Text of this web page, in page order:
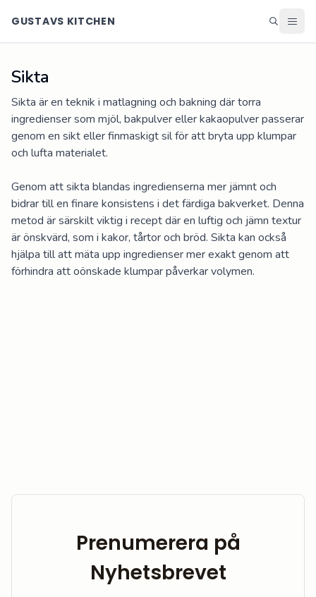
GUSTAVS KITCHEN
Helg
Efterrätter
Alla recept
Blogg
Sikta
Sikta är en teknik i matlagning och bakning där torra
ingredienser som mjöl, bakpulver eller kakaopulver passerar
genom en sikt eller finmaskigt sil för att bryta upp klumpar
och lufta materialet.
Genom att sikta blandas ingredienserna mer jämnt och
bidrar till en finare konsistens i det färdiga bakverket. Denna
metod är särskilt viktig i recept där en luftig och jämn textur
är önskvärd, som i kakor, tårtor och bröd. Sikta kan också
hjälpa till att mäta upp ingredienser mer exakt genom att
förhindra att oönskade klumpar påverkar volymen.
Prenumerera på
Nyhetsbrevet